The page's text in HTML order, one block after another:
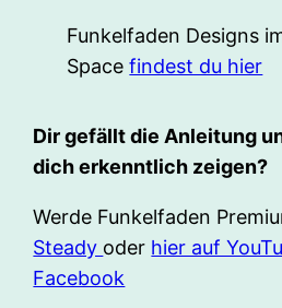
Funkelfaden Designs
Spacefindest du hier
Dir gefällt die Anleitung
dich erkenntlich zeigen?
Werde Funkelfaden
Steady oder hier auf
Facebook